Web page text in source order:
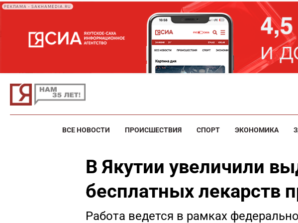
РЕКЛАМА • SAKHAMEDIA.RU
ВСЕ НОВОСТИ ПРОИСШЕСТВИЯ СПОРТ ЭКОНОМИКА
В Якутии увеличили
бесплатных лекарств
Работа ведется в рамках